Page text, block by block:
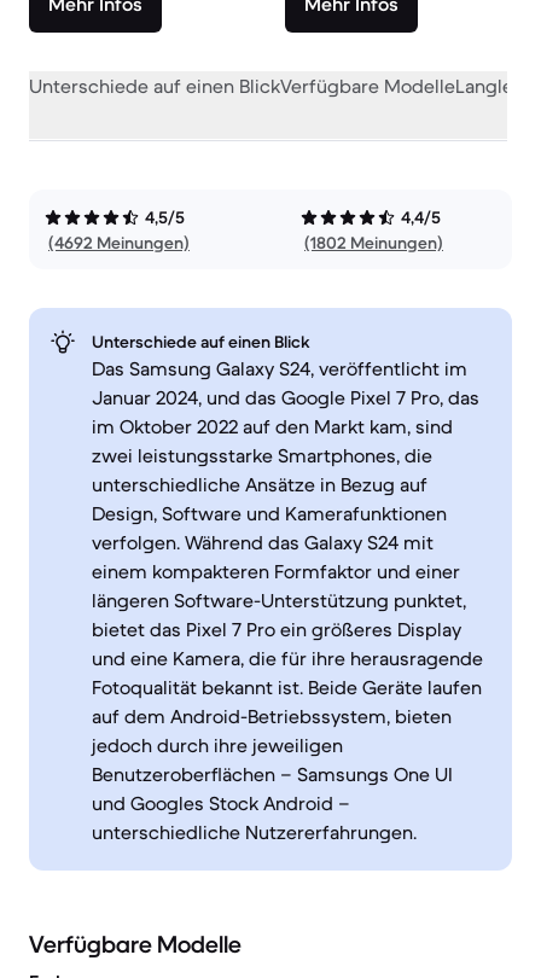
Unterschiede auf einen BlickVerfügbare Modelle
4,5/5
(4692 Meinungen)
4,4/5
(1802 Meinungen)
Unterschiede auf einen Blick
Das Samsung Galaxy S24, veröffentlicht im
Januar 2024, und das Google Pixel 7 Pro, das
im Oktober 2022 auf den Markt kam, sind
zwei leistungsstarke Smartphones, die
unterschiedliche Ansätze in Bezug auf
Design, Software und Kamerafunktionen
verfolgen. Während das Galaxy S24 mit
einem kompakteren Formfaktor und einer
längeren Software-Unterstützung punktet,
bietet das Pixel 7 Pro ein größeres Display
und eine Kamera, die für ihre herausragende
Fotoqualität bekannt ist. Beide Geräte laufen
auf dem Android-Betriebssystem, bieten
jedoch durch ihre jeweiligen
Benutzeroberflächen – Samsungs One UI
und Googles Stock Android –
unterschiedliche Nutzererfahrungen.
Verfügbare Modelle